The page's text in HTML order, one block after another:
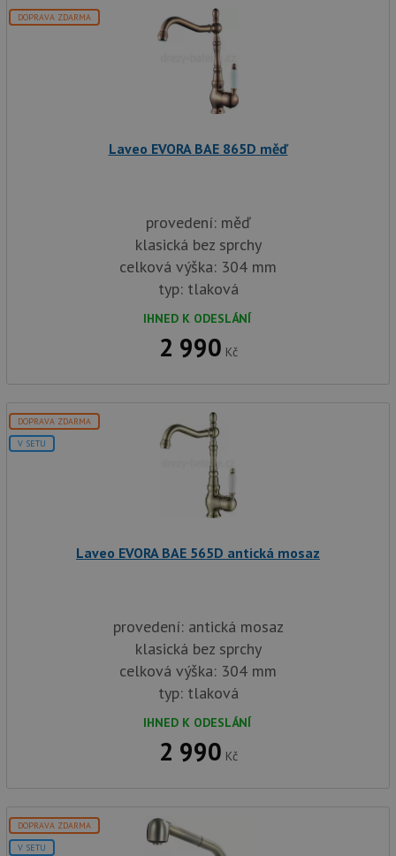
DOPRAVA ZDARMA
Laveo EVORA BAE 865D měď
provedení: měď
klasická bez sprchy
celková výška: 304 mm
typ: tlaková
IHNED K ODESLÁNÍ
2 990 Kč
DOPRAVA ZDARMA
V SETU
Laveo EVORA BAE 565D antická mosaz
provedení: antická mosaz
klasická bez sprchy
celková výška: 304 mm
typ: tlaková
IHNED K ODESLÁNÍ
2 990 Kč
DOPRAVA ZDARMA
V SETU